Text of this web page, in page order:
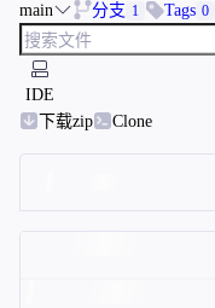
main 分支 1 Tags 0
IDE
下载zip
Clone